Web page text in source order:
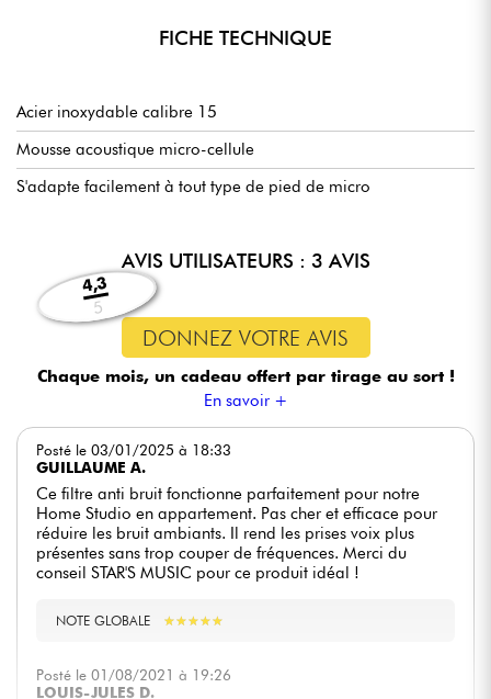
FICHE TECHNIQUE
Acier inoxydable calibre 15
Mousse acoustique micro-cellule
S'adapte facilement à tout type de pied de micro
AVIS UTILISATEURS : 3 AVIS
4,3
5
DONNEZ VOTRE AVIS
Chaque mois, un cadeau offert par tirage au sort !
En savoir +
Posté le 03/01/2025 à 18:33
GUILLAUME A.
Ce filtre anti bruit fonctionne parfaitement pour notre
Home Studio en appartement. Pas cher et efficace pour
réduire les bruit ambiants. Il rend les prises voix plus
présentes sans trop couper de fréquences. Merci du
conseil STAR'S MUSIC pour ce produit idéal !
NOTE GLOBALE ★★★★★
★★★★★
Posté le 01/08/2021 à 19:26
LOUIS-JULES D.